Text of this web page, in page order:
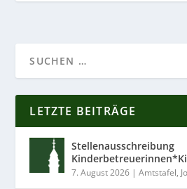
LETZTE BEITRÄGE
Stellenausschreibung
7. August 2026 |Amtstafel,